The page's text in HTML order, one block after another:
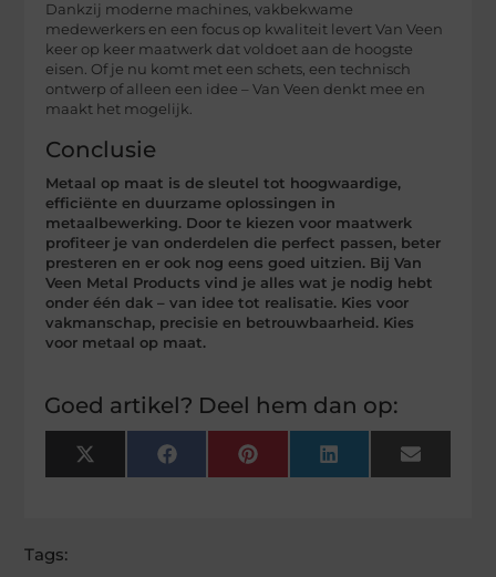
Dankzij moderne machines, vakbekwame
medewerkers en een focus op kwaliteit levert Van Veen
keer op keer maatwerk dat voldoet aan de hoogste
eisen. Of je nu komt met een schets, een technisch
ontwerp of alleen een idee – Van Veen denkt mee en
maakt het mogelijk.
Conclusie
Metaal op maat is de sleutel tot hoogwaardige,
efficiënte en duurzame oplossingen in
metaalbewerking. Door te kiezen voor maatwerk
profiteer je van onderdelen die perfect passen, beter
presteren en er ook nog eens goed uitzien. Bij Van
Veen Metal Products vind je alles wat je nodig hebt
onder één dak – van idee tot realisatie. Kies voor
vakmanschap, precisie en betrouwbaarheid. Kies
voor metaal op maat.
Goed artikel? Deel hem dan op:
X
(Twitter)
FacebookPinterest LinkedIn Email
Tags: